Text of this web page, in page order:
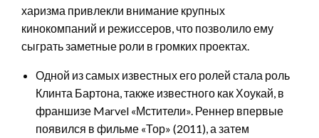
харизма привлекли внимание крупных
кинокомпаний и режиссеров, что позволило ему
сыграть заметные роли в громких проектах.
Одной из самых известных его ролей стала роль
Клинта Бартона, также известного как Хоукай, в
франшизе Marvel «Мстители». Реннер впервые
появился в фильме «Тор» (2011), а затем